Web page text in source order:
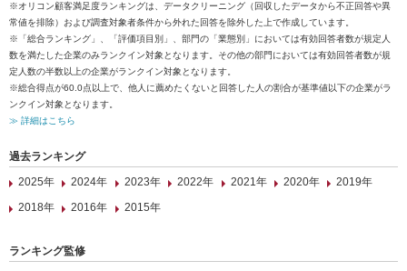
※オリコン顧客満足度ランキングは、データクリーニング（回収したデータから不正回答や異
常値を排除）および調査対象者条件から外れた回答を除外した上で作成しています。
※「総合ランキング」、「評価項目別」、部門の「業態別」においては有効回答者数が規定人
数を満たした企業のみランクイン対象となります。その他の部門においては有効回答者数が規
定人数の半数以上の企業がランクイン対象となります。
※総合得点が60.0点以上で、他人に薦めたくないと回答した人の割合が基準値以下の企業がラ
ンクイン対象となります。
≫ 詳細はこちら
過去ランキング
2025年
2024年 2023年 2022年 2021年 2020年
2019年
2018年
2016年 2015年
ランキング監修